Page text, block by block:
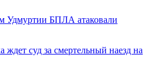
Удмуртии БПЛА атаковали
ждет суд за смертельный наезд на